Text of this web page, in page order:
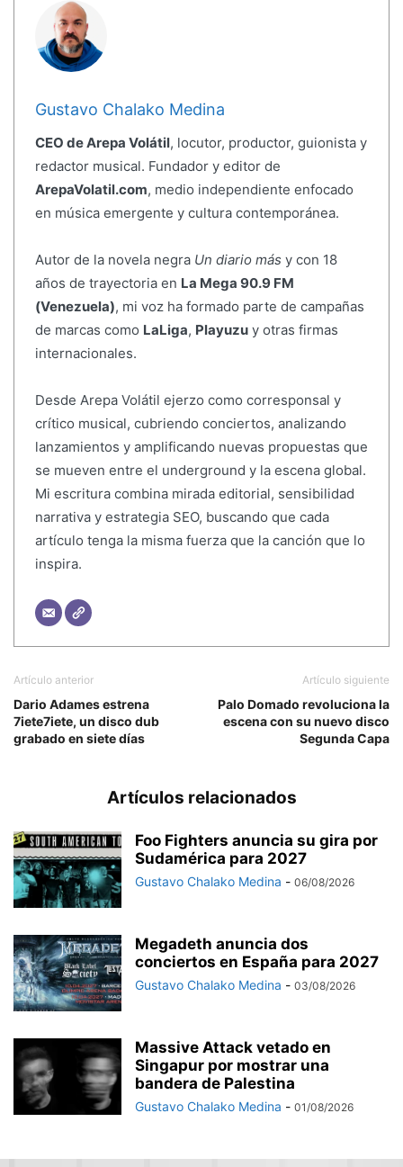
Gustavo Chalako Medina
CEO de Arepa Volátil, locutor, productor, guionista y
redactor musical. Fundador y editor de
ArepaVolatil.com, medio independiente enfocado
en música emergente y cultura contemporánea.
Autor de la novela negra Un diario más y con 18
años de trayectoria en La Mega 90.9 FM
(Venezuela), mi voz ha formado parte de campañas
de marcas como LaLiga, Playuzuy otras firmas
internacionales.
Desde Arepa Volátil ejerzo como corresponsal y
crítico musical, cubriendo conciertos, analizando
lanzamientos y amplificando nuevas propuestas que
se mueven entre el underground y la escena global.
Mi escritura combina mirada editorial, sensibilidad
narrativa y estrategia SEO, buscando que cada
artículo tenga la misma fuerza que la canción que lo
inspira.
Artículo anterior
Dario Adames estrena
7iete7iete, un disco dub
grabado en siete días
Artículo siguiente
Palo Domado revoluciona la
escena con su nuevo disco
Segunda Capa
Artículos relacionados
Foo Fighters anuncia su gira por
Sudamérica para 2027
Gustavo Chalako Medina - 06/08/2026
Megadeth anuncia dos
conciertos en España para 2027
Gustavo Chalako Medina - 03/08/2026
Massive Attack vetado en
Singapur por mostrar una
bandera de Palestina
Gustavo Chalako Medina - 01/08/2026